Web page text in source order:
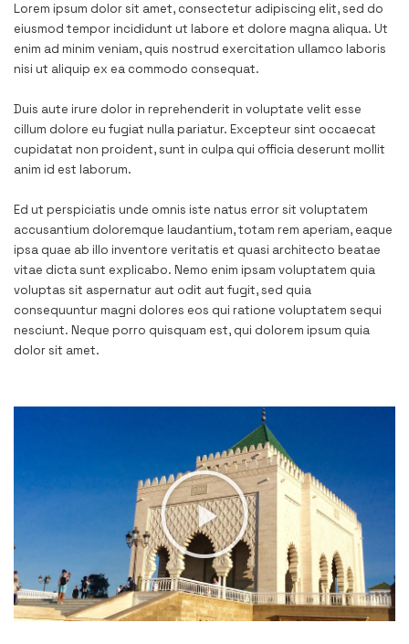
Lorem ipsum dolor sit amet, consectetur adipiscing elit, sed do
eiusmod tempor incididunt ut labore et dolore magna aliqua. Ut
enim ad minim veniam, quis nostrud exercitation ullamco laboris
nisi ut aliquip ex ea commodo consequat.
Duis aute irure dolor in reprehenderit in voluptate velit esse
cillum dolore eu fugiat nulla pariatur. Excepteur sint occaecat
cupidatat non proident, sunt in culpa qui officia deserunt mollit
anim id est laborum.
Ed ut perspiciatis unde omnis iste natus error sit voluptatem
accusantium doloremque laudantium, totam rem aperiam, eaque
ipsa quae ab illo inventore veritatis et quasi architecto beatae
vitae dicta sunt explicabo. Nemo enim ipsam voluptatem quia
voluptas sit aspernatur aut odit aut fugit, sed quia
consequuntur magni dolores eos qui ratione voluptatem sequi
nesciunt. Neque porro quisquam est, qui dolorem ipsum quia
dolor sit amet.